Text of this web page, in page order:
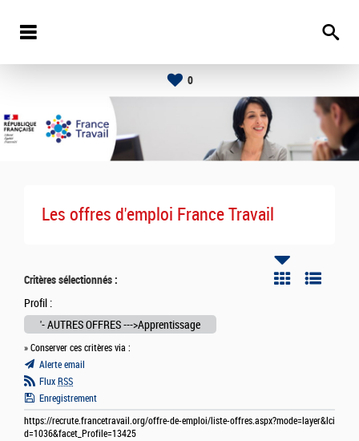
0
Les offres d'emploi France Travail
Critères sélectionnés :
Profil :
'- AUTRES OFFRES --->Apprentissage
» Conserver ces critères via :
Alerte email
Flux RSS
Enregistrement
https://recrute.francetravail.org/offre-de-emploi/liste-offres.aspx?mode=layer&lci
d=1036&facet_Profile=13425